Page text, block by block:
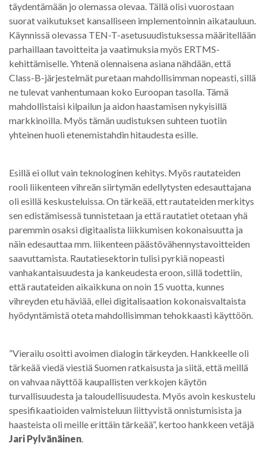
täydentämään jo olemassa olevaa. Tällä olisi vuorostaan
suorat vaikutukset kansalliseen implementoinnin aikatauluun.
Käynnissä olevassa TEN-T-asetusuudistuksessa määritellään
parhaillaan tavoitteita ja vaatimuksia myös ERTMS-
kehittämiselle. Yhtenä olennaisena asiana nähdään, että
Class-B-järjestelmät puretaan mahdollisimman nopeasti, sillä
ne tulevat vanhentumaan koko Euroopan tasolla. Tämä
mahdollistaisi kilpailun ja aidon haastamisen nykyisillä
markkinoilla. Myös tämän uudistuksen suhteen tuotiin
yhteinen huoli etenemistahdin hitaudesta esille.
Esillä ei ollut vain teknologinen kehitys. Myös rautateiden
rooli liikenteen vihreän siirtymän edellytysten edesauttajana
oli esillä keskusteluissa. On tärkeää, ett rautateiden merkitys
sen edistämisessä tunnistetaan ja että rautatiet otetaan yhä
paremmin osaksi digitaalista liikkumisen kokonaisuutta ja
näin edesauttaa mm. liikenteen päästövähennystavoitteiden
saavuttamista. Rautatiesektorin tulisi pyrkiä nopeasti
vanhakantaisuudesta ja kankeudesta eroon, sillä todettiin,
että rautateiden aikaikkuna on noin 15 vuotta, kunnes
vihreyden etu häviää, ellei digitalisaation kokonaisvaltaista
hyödyntämistä oteta mahdollisimman tehokkaasti käyttöön.
”Vierailu osoitti avoimen dialogin tärkeyden. Hankkeelle oli
tärkeää viedä viestiä Suomen ratkaisusta ja siitä, että meillä
on vahvaa näyttöä kaupallisten verkkojen käytön
turvallisuudesta ja taloudellisuudesta. Myös avoin keskustelu
spesifikaatioiden valmisteluun liittyvistä onnistumisista ja
haasteista oli meille erittäin tärkeää”, kertoo hankkeen vetäjä
Jari Pylvänäinen.